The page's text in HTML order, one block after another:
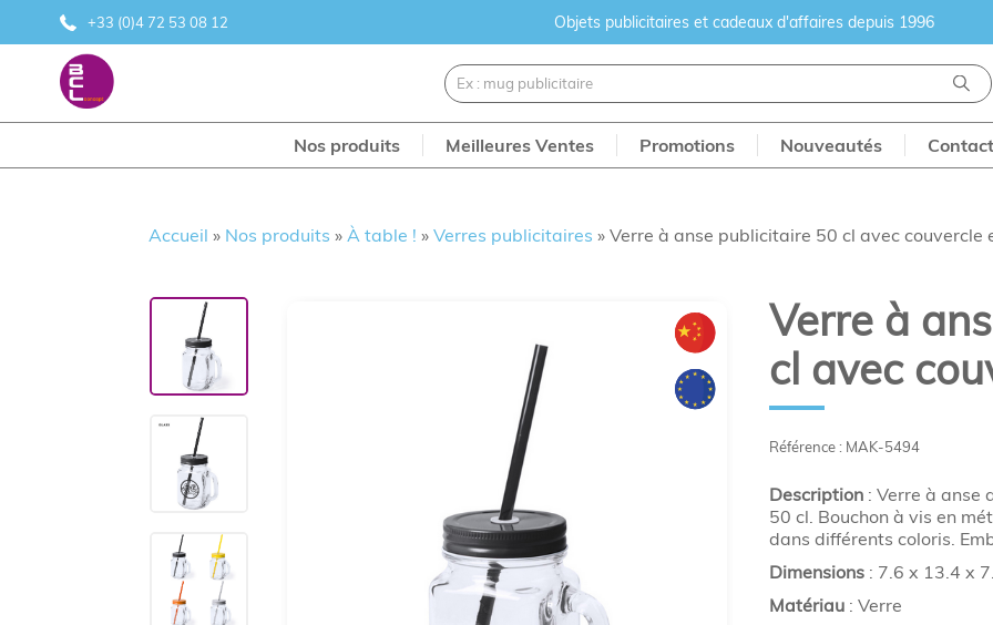
+33 (0)4 72 53 08 12 Objets publicitaires et cadeaux d'affaires depuis 1996
Nos produits Meilleures Ventes Promotions Nouveautés Contact
Accueil » Nos produits »À table ! »Verres publicitaires »Verre à anse publicitaire 50 cl avec couvercle
Référence : MAK-5494
Verre à
cl avec
Description: Verre à anse
50 cl. Bouchon à vis en
dans différents coloris.
Dimensions: 7.6 x 13.4 x
Matériau: Verre